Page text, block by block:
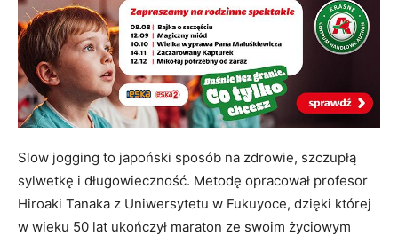
Slow jogging to japoński sposób na zdrowie, szczupłą
sylwetkę i długowieczność. Metodę opracował profesor
Hiroaki Tanaka z Uniwersytetu w Fukuyoce, dzięki której
w wieku 50 lat ukończył maraton ze swoim życiowym